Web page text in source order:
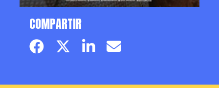
COMPARTIR
Facebook pageTwitter page
LinkedinEmail